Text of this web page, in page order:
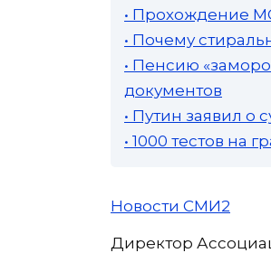
• Прохождение
• Почему
• Пенсию
документов
• Путин заявил о
• 1000 тестов на
Новости СМИ2
Директор